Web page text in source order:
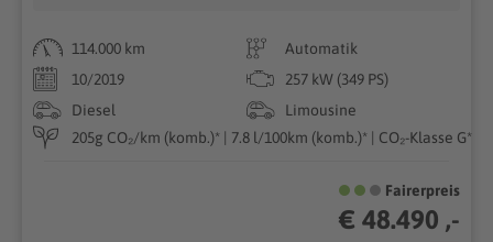
114.000 km
Automatik
10/2019
257 kW (349 PS)
Diesel
Limousine
205g CO₂/km (komb.)* | 7.8 l/100km (komb.)* | CO₂-Klasse G*
Fairerpreis
€ 48.490 ,-